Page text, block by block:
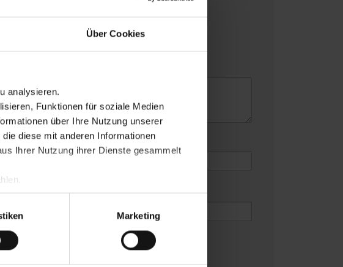
Über Cookies
analysieren.
Funktionen für soziale Medien
über Ihre Nutzung unserer
diese mit anderen Informationen
Ihrer Nutzung ihrer Dienste gesammelt
in unsererDatenschutzerklärung.
Marketing
sind Pflichtfelder*
E-Mail-Adresse*
meinen nächsten Kommentar speichern.